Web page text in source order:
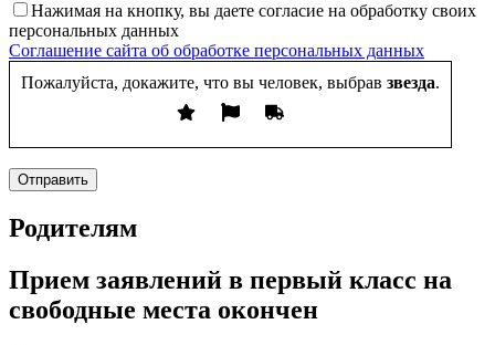
Нажимая на кнопку, вы даете согласие на обработку своих
персональных данных
Соглашение сайта об обработке персональных данных
Пожалуйста, докажите, что вы человек, выбрав звезда.
Отправить
Родителям
Прием заявлений в первый класс на
свободные места окончен